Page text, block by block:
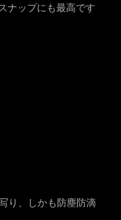
ナップにも最高です
り、しかも防塵防滴